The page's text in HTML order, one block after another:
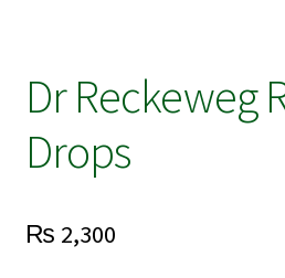
Dr Reckeweg
Drops
₨ 2,300